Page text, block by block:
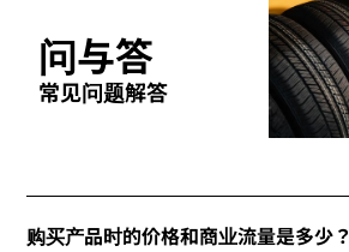
问与答
常见问题解答
购买产品时的价格和商业流量是多少？